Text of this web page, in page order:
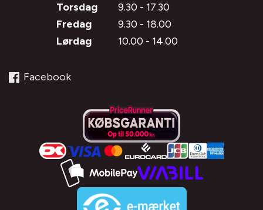
Torsdag
9.30 - 17.30
Fredag
9.30 - 18.00
Lørdag
10.00 - 14.00
Facebook